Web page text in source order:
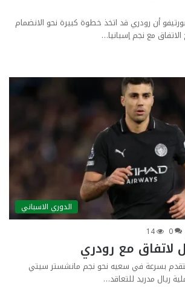
أن رودري قد اتخذ خطوة كبيرة نحو الانضمام
مع نجم إسبانيا…
الدوري الاسباني
0
14
لاتفاق مع رودري
بسرعة في سعيه نحو نجم مانشستر سيتي
ريال مدريد للتعاقد…